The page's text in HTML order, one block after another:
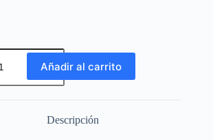
Añadir al carrito
Descripción